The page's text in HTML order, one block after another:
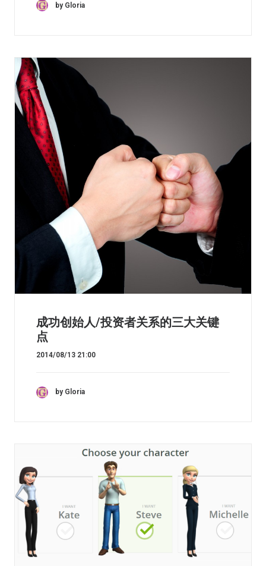
by Gloria
成功创始人/投资者关系的三大关键
点
2014/08/13 21:00
by Gloria